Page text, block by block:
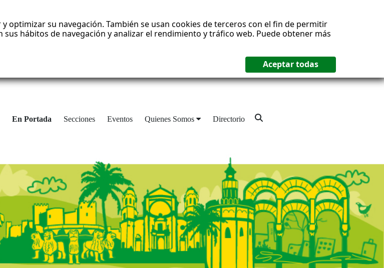
optimizar su navegación. También se usan cookies de terceros con el fin de permitir
hábitos de navegación y analizar el rendimiento y tráfico web. Puede obtener más
En Portada Secciones Eventos Quienes Somos Directorio